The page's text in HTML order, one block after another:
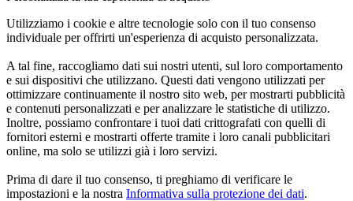
Utilizziamo i cookie e altre tecnologie solo con il tuo consenso
individuale per offrirti un'esperienza di acquisto personalizzata.
A tal fine, raccogliamo dati sui nostri utenti, sul loro comportamento
e sui dispositivi che utilizzano. Questi dati vengono utilizzati per
ottimizzare continuamente il nostro sito web, per mostrarti pubblicità
e contenuti personalizzati e per analizzare le statistiche di utilizzo.
Inoltre, possiamo confrontare i tuoi dati crittografati con quelli di
fornitori esterni e mostrarti offerte tramite i loro canali pubblicitari
online, ma solo se utilizzi già i loro servizi.
Prima di dare il tuo consenso, ti preghiamo di verificare le
impostazioni e la nostra Informativa sulla protezione dei dati.